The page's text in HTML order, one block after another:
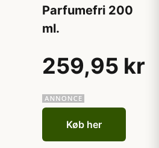
Parfumefri 200
ml.
259,95 kr
Køb her